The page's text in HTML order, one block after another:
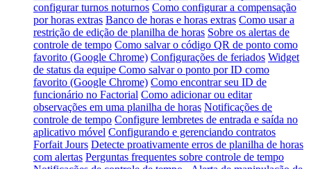
configurar turnos noturnos Como configurar a compensação
por horas extras Banco de horas e horas extras Como usar a
restrição de edição de planilha de horas Sobre os alertas de
controle de tempo Como salvar o código QR de ponto como
favorito (Google Chrome) Configurações de feriados Widget
de status da equipe Como salvar o ponto por ID como
favorito (Google Chrome) Como encontrar seu ID de
funcionário no Factorial Como adicionar ou editar
observações em uma planilha de horas Notificações de
controle de tempo Configure lembretes de entrada e saída no
aplicativo móvel Configurando e gerenciando contratos
Forfait Jours Detecte proativamente erros de planilha de horas
com alertas Perguntas frequentes sobre controle de tempo